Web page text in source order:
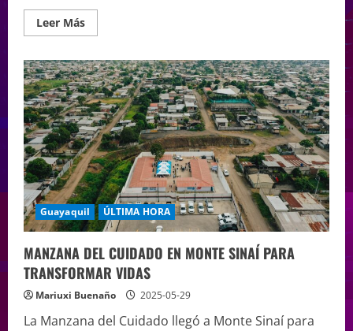
Leer Más
Guayaquil ÚLTIMA HORA
MANZANA DEL CUIDADO EN MONTE SINAÍ PARA
TRANSFORMAR VIDAS
Mariuxi Buenaño 2025-05-29
La Manzana del Cuidado llegó a Monte Sinaí para